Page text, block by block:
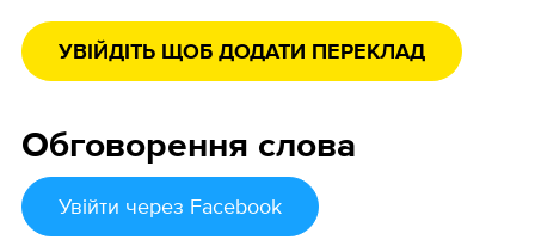
УВІЙДІТЬ ЩОБ ДОДАТИ ПЕРЕКЛАД
Обговорення слова
Увійти через Facebook